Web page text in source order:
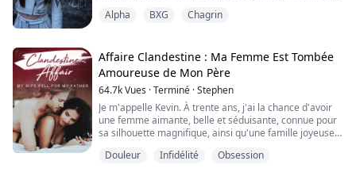
Errant comme une renégate, elle a intensifié ses
Accompagnée de son loup argenté, elle était prête à
déchaîner l'enfer sur tous ceux qui l'avaient rejetée,
mais el...
Alpha BXG Chagrin
Affaire Clandestine : Ma Femme Est Tombée
Amoureuse de Mon Père
64.7kVues ·Terminé ·Stephen
Je m'appelle Kevin. À trente ans, j'ai la chance d'avoir
une femme aimante, belle et séduisante, connue pour
sa silhouette magnifique, ainsi qu'une famille joyeuse.
voiture qui a endommagé mes reins, me rendant
Douleur Infidélité Obsession